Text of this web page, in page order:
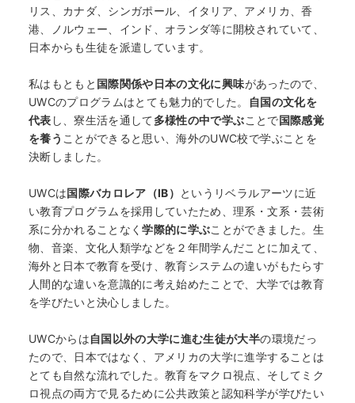
リス、カナダ、シンガポール、イタリア、アメリカ、香
港、ノルウェー、インド、オランダ等に開校されていて、
日本からも生徒を派遣しています。
私はもともと 国際関係や日本の文化に興味があったので、
UWCのプログラムはとても魅力的でした。
自国の文化を
代表 し、寮生活を通して多様性の中で学ぶことで国際感覚
を養う ことができると思い、海外のUWC校で学ぶことを
決断しました。
UWCは国際バカロレア（IB） というリベラルアーツに近
い教育プログラムを採用していたため、理系・文系・芸術
系に分かれることなく学際的に学ぶことができました。生
物、音楽、文化人類学などを２年間学んだことに加えて、
海外と日本で教育を受け、教育システムの違いがもたらす
人間的な違いを意識的に考え始めたことで、大学では教育
を学びたいと決心しました。
UWCからは自国以外の大学に進む生徒が大半の環境だっ
たので、日本ではなく、アメリカの大学に進学することは
とても自然な流れでした。教育をマクロ視点、そしてミク
ロ視点の両方で見るために公共政策と認知科学が学びたい